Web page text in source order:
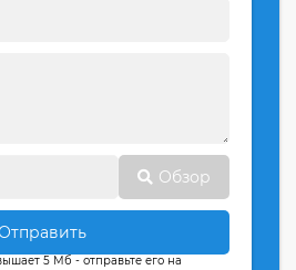
Обзор
5 Мб - отправьте его на